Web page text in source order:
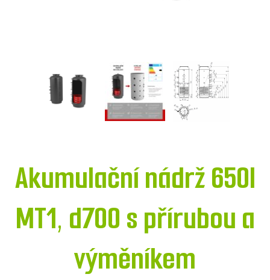
Akumulační nádrž 650l
MT1, d700 s přírubou a
výměníkem